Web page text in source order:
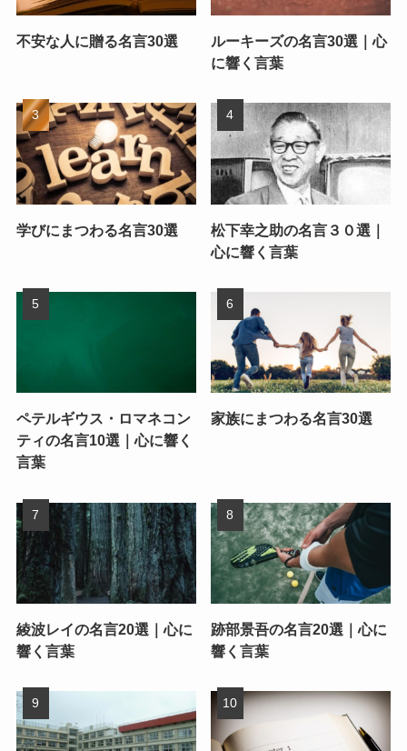
不安な人に贈る名言30選
ルーキーズの名言30選｜心
に響く言葉
学びにまつわる名言30選
松下幸之助の名言３０選｜
心に響く言葉
ペテルギウス・ロマネコン
ティの名言10選｜心に響く
言葉
家族にまつわる名言30選
綾波レイの名言20選｜心に
響く言葉
跡部景吾の名言20選｜心に
響く言葉